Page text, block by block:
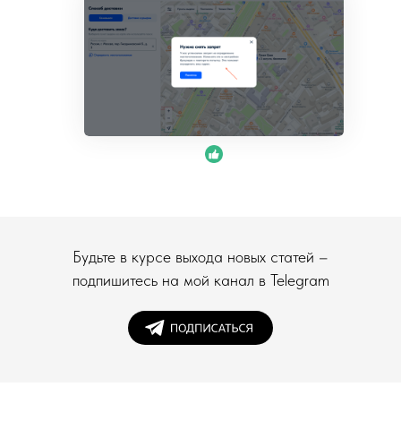
Будьте в курсе выхода новых статей –
подпишитесь на мой канал в Telegram